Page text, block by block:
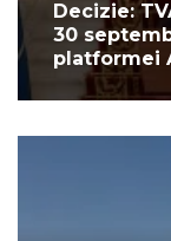
Decizie:
30
platformei